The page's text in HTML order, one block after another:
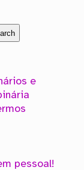
e
pessoal!